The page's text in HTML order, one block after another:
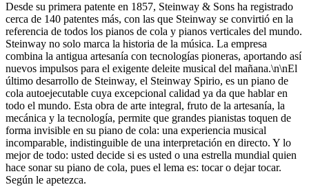
Desde su primera patente en 1857, Steinway ⁠&⁠ Sons ha registrado
cerca de 140 patentes más, con las que Steinway se convirtió en la
referencia de todos los pianos de cola y pianos verticales del mundo.
Steinway no solo marca la historia de la música. La empresa
combina la antigua artesanía con tecnologías pioneras, aportando así
nuevos impulsos para el exigente deleite musical del mañana.\n\nEl
último desarrollo de Steinway, el Steinway Spirio, es un piano de
cola autoejecutable cuya excepcional calidad ya da que hablar en
todo el mundo. Esta obra de arte integral, fruto de la artesanía, la
mecánica y la tecnología, permite que grandes pianistas toquen de
forma invisible en su piano de cola: una experiencia musical
incomparable, indistinguible de una interpretación en directo. Y lo
mejor de todo: usted decide si es usted o una estrella mundial quien
hace sonar su piano de cola, pues el lema es: tocar o dejar tocar.
Según le apetezca.